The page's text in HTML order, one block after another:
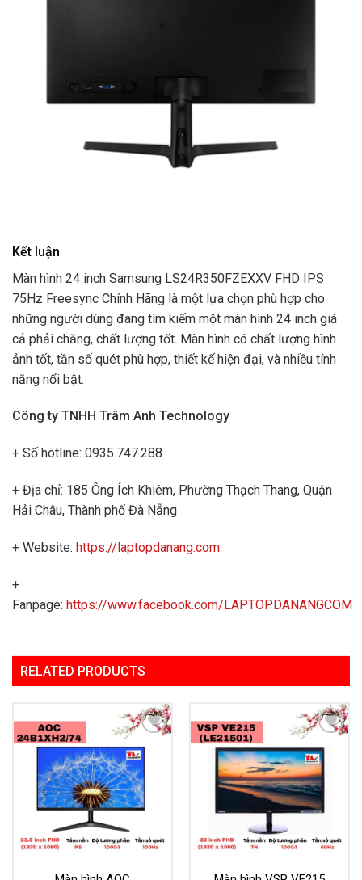
Kết luận
Màn hình 24 inch Samsung LS24R350FZEXXV FHD IPS
75Hz Freesync Chính Hãng là một lựa chọn phù hợp cho
những người dùng đang tìm kiếm một màn hình 24 inch giá
cả phải chăng, chất lượng tốt. Màn hình có chất lượng hình
ảnh tốt, tần số quét phù hợp, thiết kế hiện đại, và nhiều tính
năng nổi bật.
Công ty TNHH Trâm Anh Technology
+ Số hotline: 0935.747.288
+ Địa chỉ: 185 Ông Ích Khiêm, Phường Thạch Thang, Quận
Hải Châu, Thành phố Đà Nẵng
+ Website: https://laptopdanang.com
+
Fanpage: https://www.facebook.com/LAPTOPDANANGCOM
RELATED PRODUCTS
Add to
Wishlist
Add to
Wishlist